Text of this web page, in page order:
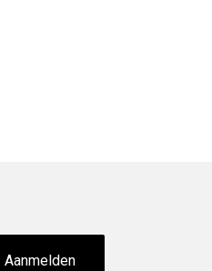
Aanmelden